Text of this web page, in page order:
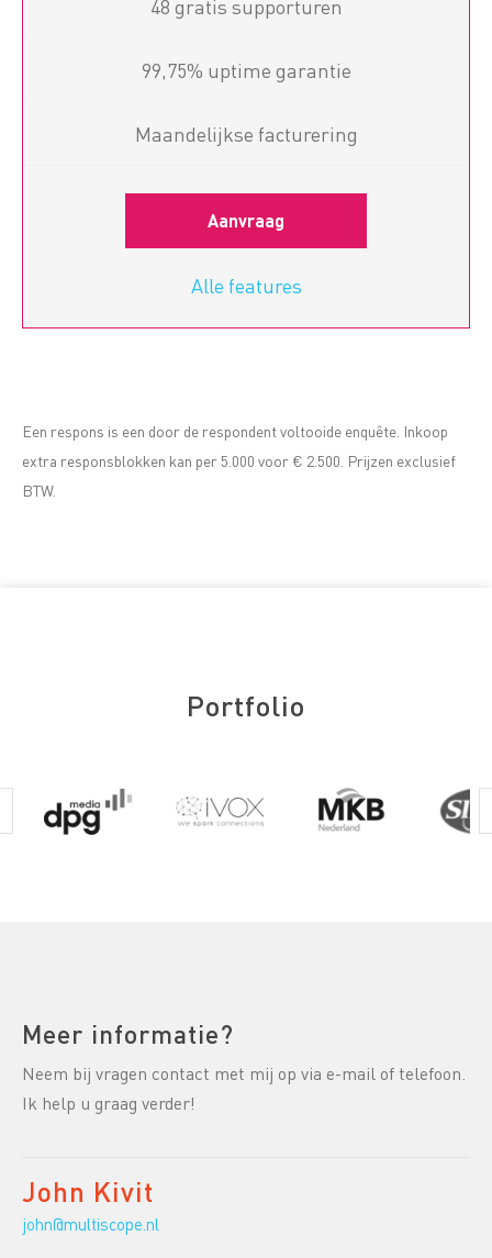
48 gratis supporturen
99,75% uptime garantie
Maandelijkse facturering
Aanvraag
Alle features
Een respons is een door de respondent voltooide enquête. Inkoop
extra responsblokken kan per 5.000 voor € 2.500. Prijzen exclusief
BTW.
Portfolio
Meer informatie?
Neem bij vragen contact met mij op via e-mail of telefoon.
Ik help u graag verder!
John Kivit
john@multiscope.nl